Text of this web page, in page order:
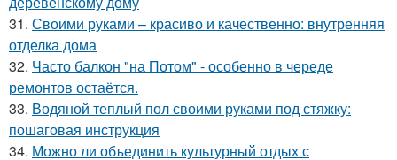
31. Своими руками – красиво и качественно: внутренняя
отделка дома
32. Часто балкон "на Потом" - особенно в череде
ремонтов остаётся.
33. Водяной теплый пол своими руками под стяжку:
пошаговая инструкция
34. Можно ли объединить культурный отдых с